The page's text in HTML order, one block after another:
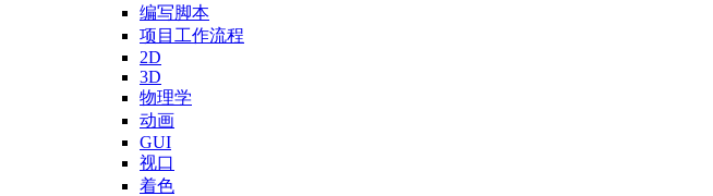
编写脚本
项目工作流程
2D
3D
物理学
动画
GUI
视口
着色